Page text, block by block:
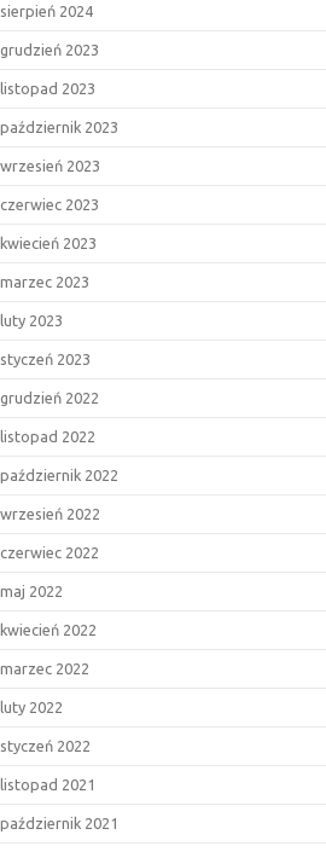
sierpień 2024
grudzień 2023
listopad 2023
październik 2023
wrzesień 2023
czerwiec 2023
kwiecień 2023
marzec 2023
luty 2023
styczeń 2023
grudzień 2022
listopad 2022
październik 2022
wrzesień 2022
czerwiec 2022
maj 2022
kwiecień 2022
marzec 2022
luty 2022
styczeń 2022
listopad 2021
październik 2021